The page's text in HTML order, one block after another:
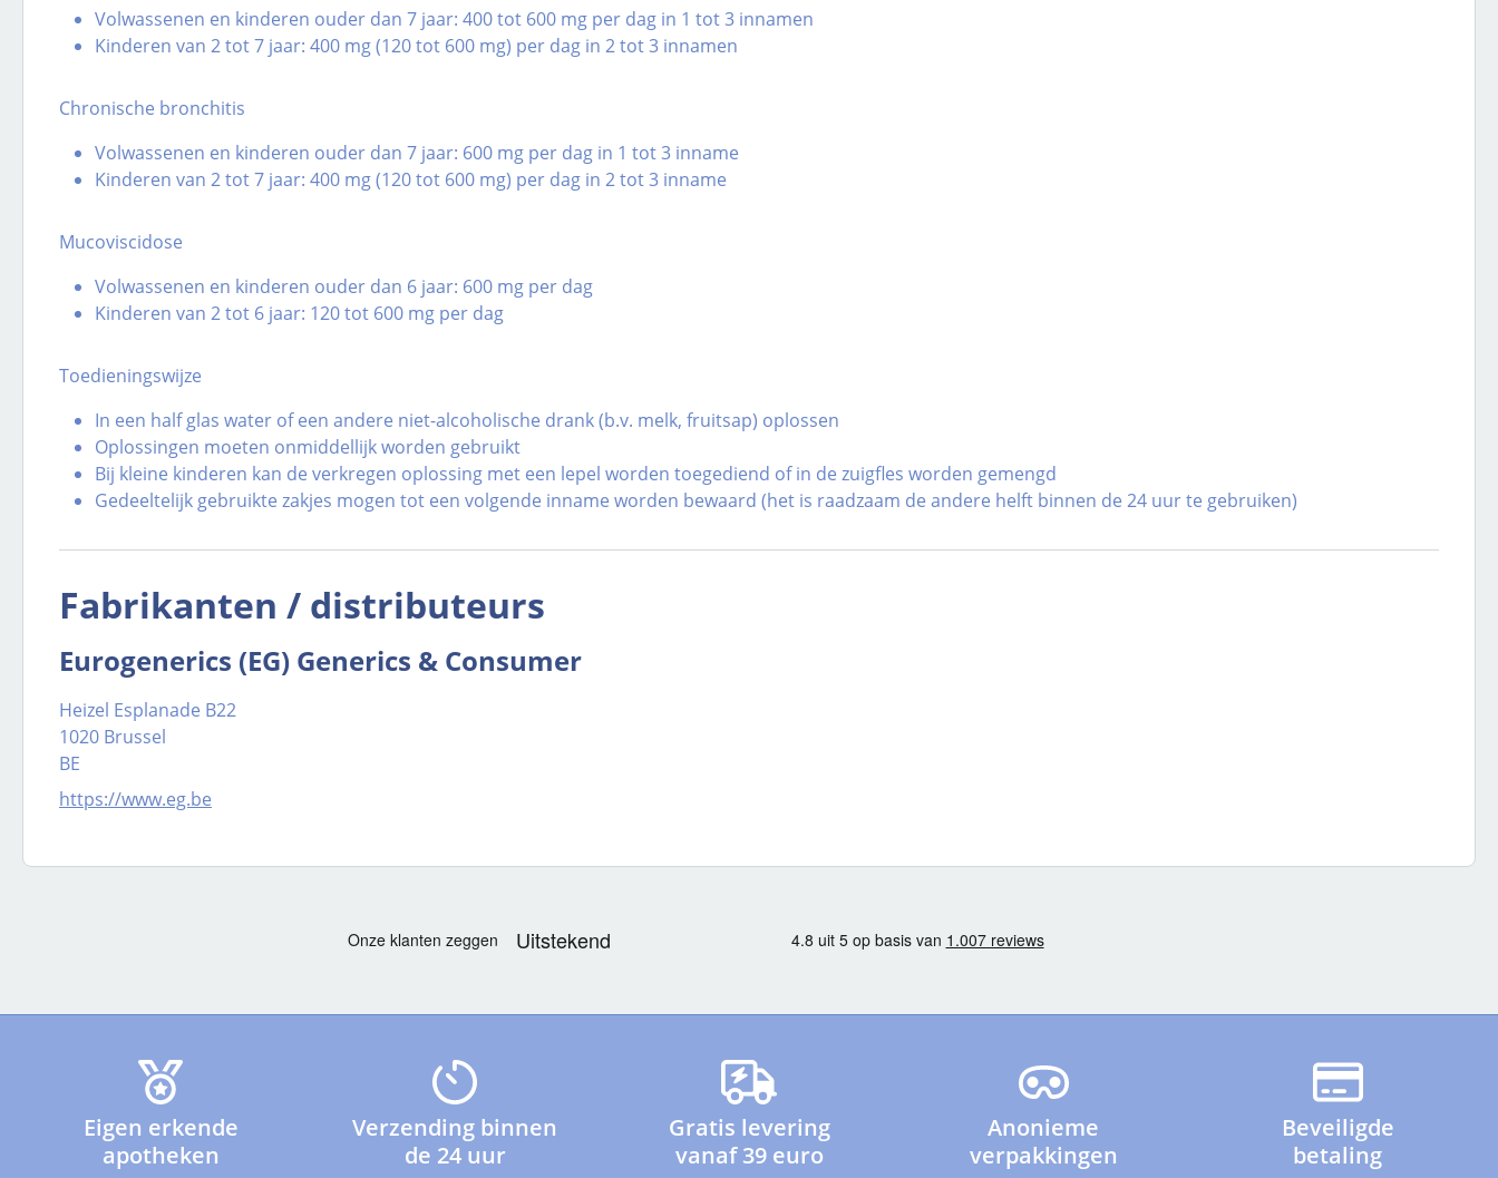
Volwassenen en kinderen ouder dan 7 jaar: 400 tot 600 mg per dag in 1 tot 3 innamen
Kinderen van 2 tot 7 jaar: 400 mg (120 tot 600 mg) per dag in 2 tot 3 innamen
Chronische bronchitis
Volwassenen en kinderen ouder dan 7 jaar: 600 mg per dag in 1 tot 3 inname
Kinderen van 2 tot 7 jaar: 400 mg (120 tot 600 mg) per dag in 2 tot 3 inname
Mucoviscidose
Volwassenen en kinderen ouder dan 6 jaar: 600 mg per dag
Kinderen van 2 tot 6 jaar: 120 tot 600 mg per dag
Toedieningswijze
In een half glas water of een andere niet-alcoholische drank (b.v. melk, fruitsap) oplossen
Oplossingen moeten onmiddellijk worden gebruikt
Bij kleine kinderen kan de verkregen oplossing met een lepel worden toegediend of in de zuigfles worden gemengd
Gedeeltelijk gebruikte zakjes mogen tot een volgende inname worden bewaard (het is raadzaam de andere helft binnen de 24 uur te gebruiken)
Fabrikanten / distributeurs
Eurogenerics (EG) Generics & Consumer
Heizel Esplanade B22
1020 Brussel
BE
https://www.eg.be
Eigen erkende
apotheken
Verzending binnen
de 24 uur
Gratis levering
vanaf 39 euro
Anonieme
verpakkingen
Beveiligde
betaling